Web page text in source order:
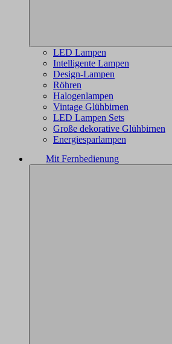
LED Lampen
Intelligente Lampen
Design-Lampen
Röhren
Halogenlampen
Vintage Glühbirnen
LED Lampen Sets
Große dekorative Glühbirnen
Energiesparlampen
Mit Fernbedienung